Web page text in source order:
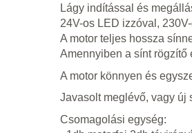
Lágy indítással és
24V-os LED izzóval,
A motor teljes hossza
Amennyiben a sínt rögzítő
A motor könnyen és
Javasolt meglévő, vagy új
Csomagolási egység: